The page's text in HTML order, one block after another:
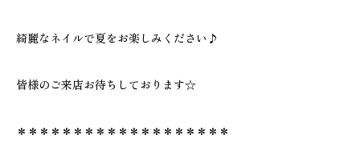
綺麗なネイルで夏をお楽しみください♪
皆様のご来店お待ちしております☆
＊＊＊＊＊＊＊＊＊＊＊＊＊＊＊＊＊＊＊